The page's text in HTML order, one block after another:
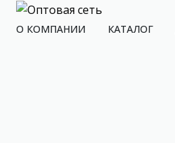
О КОМПАНИИ КАТАЛОГ